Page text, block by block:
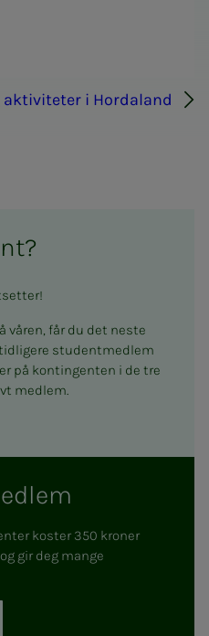
aktiviteter i Hordaland
våren, får du det neste
studentmedlem
på kontingenten i de tre
medlem.
koster 350 kroner
gir deg mange